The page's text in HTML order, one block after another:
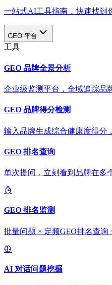
一站式AI工具指南，快速找到
GEO 平台
工具
GEO 品牌全景分析
企业级监测平台，全域追踪品
GEO 品牌得分检测
输入品牌生成综合健康度得分
GEO 排名查询
单次提问，立刻看到品牌在多
GEO 排名监测
批量问题 × 定频GEO排名查
AI 对话问题挖掘